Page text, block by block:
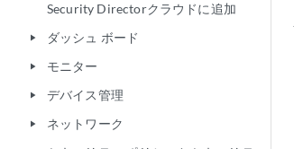
Security Directorクラウドに追加
play_arrow ダッシュ ボード
play_arrow モニター
play_arrow デバイス管理
play_arrow ネットワーク